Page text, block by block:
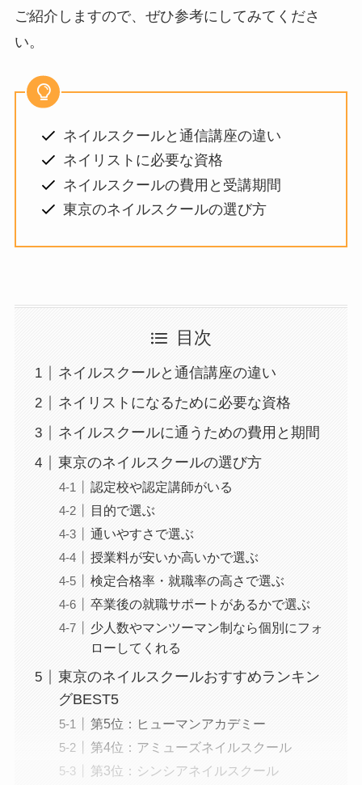
ご紹介しますので、ぜひ参考にしてみてくださ
い。
ネイルスクールと通信講座の違い
ネイリストに必要な資格
ネイルスクールの費用と受講期間
東京のネイルスクールの選び方
目次
ネイルスクールと通信講座の違い
ネイリストになるために必要な資格
ネイルスクールに通うための費用と期間
東京のネイルスクールの選び方
認定校や認定講師がいる
目的で選ぶ
通いやすさで選ぶ
授業料が安いか高いかで選ぶ
検定合格率・就職率の高さで選ぶ
卒業後の就職サポートがあるかで選ぶ
少人数やマンツーマン制なら個別にフォ
ローしてくれる
東京のネイルスクールおすすめランキン
グBEST5
第5位：ヒューマンアカデミー
第4位：アミューズネイルスクール
第3位：シンシアネイルスクール